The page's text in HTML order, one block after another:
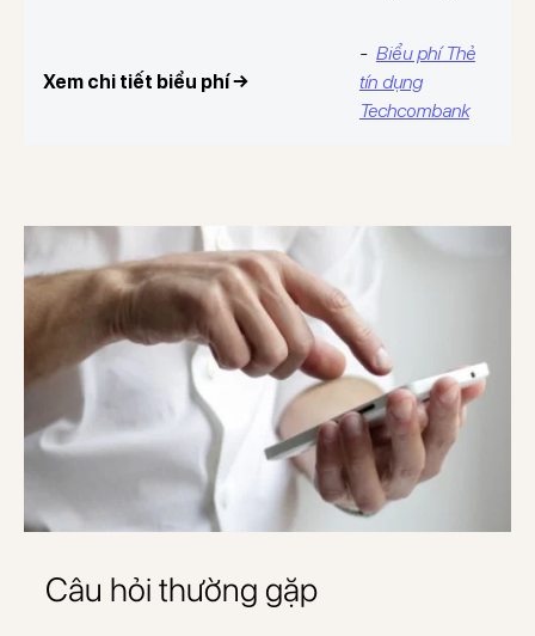
Xem chi tiết biểu phí →
- Biểu phí Thẻ
tín dụng
Techcombank
Câu hỏi thường gặp